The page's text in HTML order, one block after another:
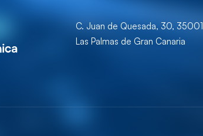
C. Juan de Quesada, 30, 35001
Las Palmas de Gran Canaria